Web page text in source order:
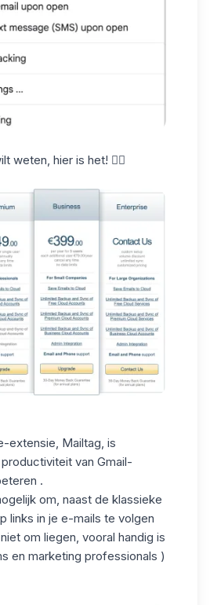
weten, hier is het! 👇🏼
extensie, Mailtag, is
van Gmail-
.
om, naast de klassieke
links in je e-mails te volgen
om liegen, vooral handig is
en marketing professionals )